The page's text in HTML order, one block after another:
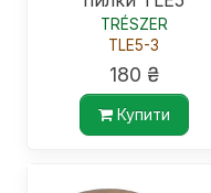
TRÉSZER
TLE5-3
180 ₴
Купити